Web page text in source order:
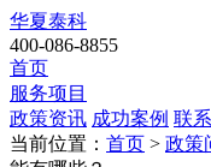
华夏泰科
400-086-8855
首页
服务项目
政策资讯 成功案例 联
当前位置： 首页 > 政策